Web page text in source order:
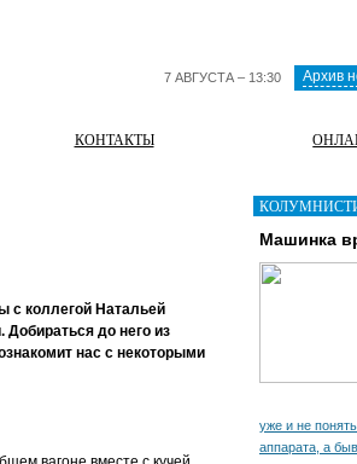
7 АВГУСТА – 13:30 Архив
КОНТАКТЫ
с коллегой Натальей
до него из
нас с некоторыми
Машинка
уже и не
аппарата, а